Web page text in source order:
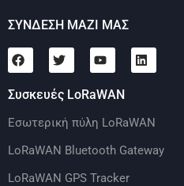
ΣΥΝΔΕΣΗ ΜΑΖΙ ΜΑΣ
Συσκευές LoRaWAN
Εσωτερική πύλη LoRaWAN
LoRaWAN Bluetooth Gateway
LoRaWAN GPS Tracker